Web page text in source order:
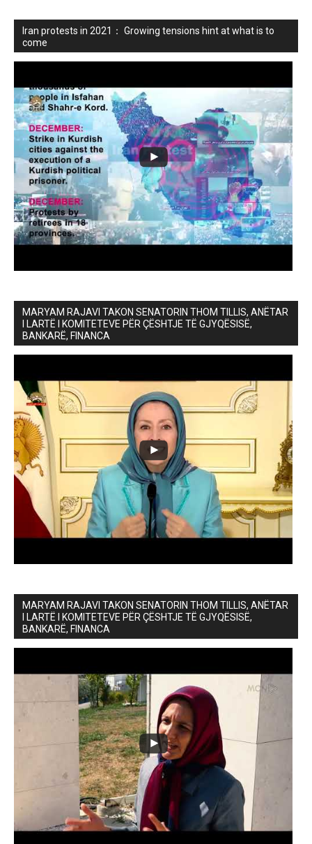
Iran protests in 2021： Growing tensions hint at what is to
come
MARYAM RAJAVI TAKON SENATORIN THOM TILLIS, ANËTAR
I LARTË I KOMITETEVE PËR ÇËSHTJE TË GJYQËSISË,
BANKARË, FINANCA
MARYAM RAJAVI TAKON SENATORIN THOM TILLIS, ANËTAR
I LARTË I KOMITETEVE PËR ÇËSHTJE TË GJYQËSISË,
BANKARË, FINANCA